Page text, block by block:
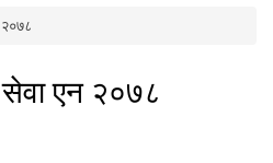
२०७८
सेवा एन २०७८